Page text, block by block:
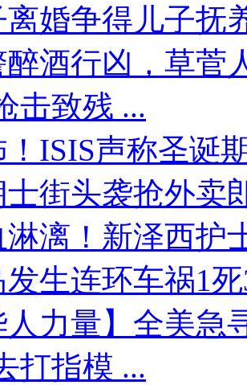
离婚争得儿子抚
醉酒行凶，草菅
击致残 ...
ISIS声称圣诞
士街头袭抢外卖
淋漓！新泽西护
发生连环车祸1
人力量】全美
打指模 ...